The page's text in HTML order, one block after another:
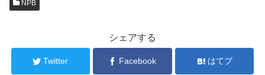
NPB
シェアする
Twitter Facebook はてブ